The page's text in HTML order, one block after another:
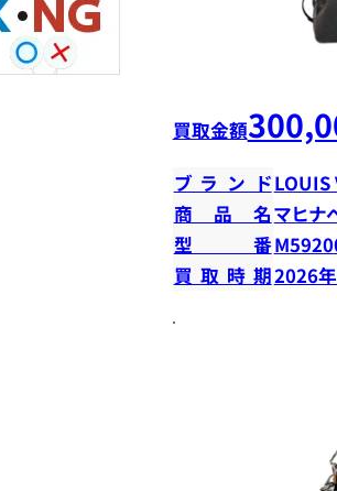
買取金額
ブランドLOUIS
商品名マヒナ
型番
買取時期2026